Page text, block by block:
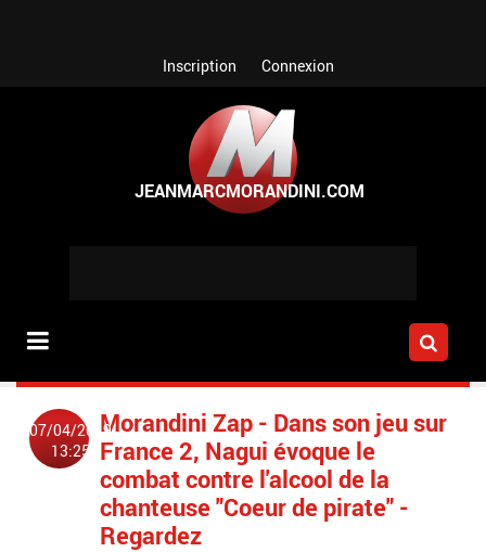
Inscription Connexion
07/04/2019
13:25
Morandini Zap - Dans son jeu sur
France 2, Nagui évoque le
combat contre l'alcool de la
chanteuse "Coeur de pirate" -
Regardez